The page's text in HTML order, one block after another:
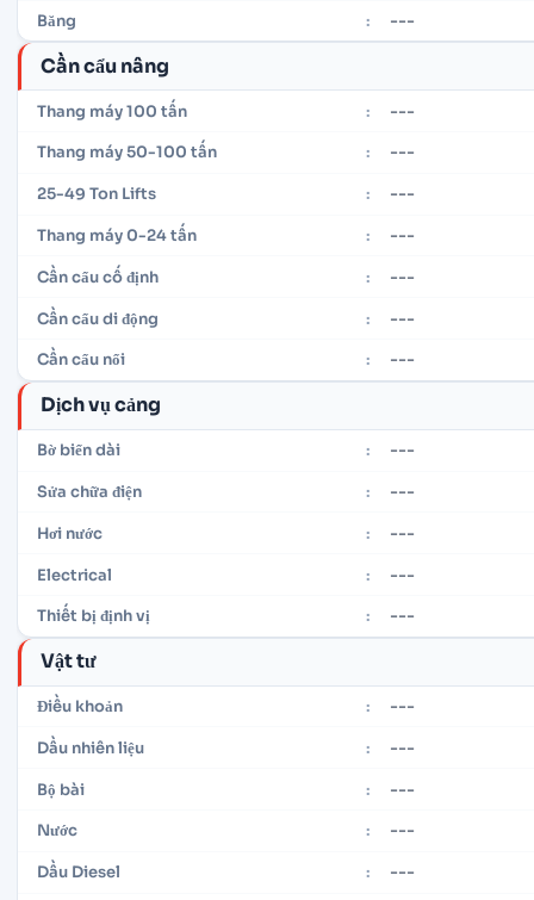
Băng : ---
Cần cẩu nâng
Thang máy 100 tấn : ---
Thang máy 50-100 tấn : ---
25-49 Ton Lifts : ---
Thang máy 0-24 tấn : ---
Cần cẩu cố định : ---
Cần cẩu di động : ---
Cần cẩu nổi : ---
Dịch vụ cảng
Bờ biển dài : ---
Sửa chữa điện : ---
Hơi nước : ---
Electrical : ---
Thiết bị định vị : ---
Vật tư
Điều khoản : ---
Dầu nhiên liệu : ---
Bộ bài : ---
Nước : ---
Dầu Diesel : ---